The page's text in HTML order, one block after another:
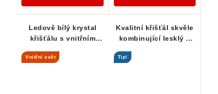
Ledově bílý krystal
křišťálu s vnitřním
Vnitřní svět
Kvalitní křišťál skvěle
kombinující lesklý a
Tip!